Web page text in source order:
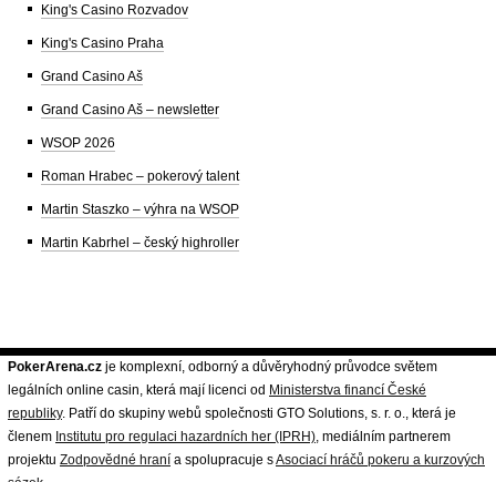
King's Casino Rozvadov
King's Casino Praha
Grand Casino Aš
Grand Casino Aš – newsletter
WSOP 2026
Roman Hrabec – pokerový talent
Martin Staszko – výhra na WSOP
Martin Kabrhel – český highroller
PokerArena.cz je komplexní, odborný a důvěryhodný průvodce světem
legálních online casin, která mají licenci od Ministerstva financí České
republiky. Patří do skupiny webů společnosti GTO Solutions, s. r. o., která je
členem Institutu pro regulaci hazardních her (IPRH) , mediálním partnerem
projektu Zodpovědné hraní a spolupracuje sAsociací hráčů pokeru a kurzových